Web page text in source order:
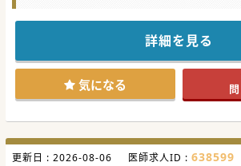
詳細を見る
気になる
更新日 : 2026-08-06 医師求人ID : 638599